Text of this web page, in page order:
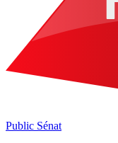
Public Sénat